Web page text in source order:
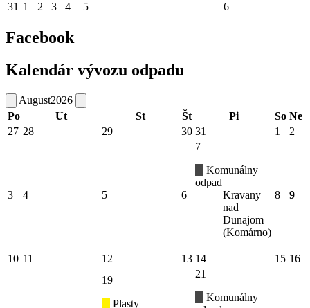
31 1 2 3 4 5 6
Facebook
Kalendár vývozu odpadu
August2026
Po
Ut St Št Pi So Ne
27 28 29 30 31 1 2
3 4 5 6
7
Komunálny
odpad
Kravany
nad
Dunajom
(Komárno)
8 9
10 11 12 13 14 15 16
19
Plasty
21
Komunálny